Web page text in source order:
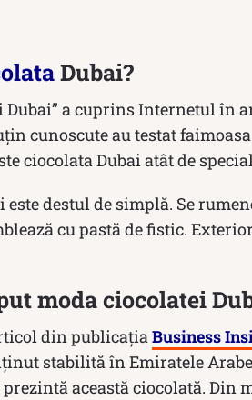
Dubai?
Dubai” a cuprins Internetul în
cunoscute au testat
ciocolata Dubai atât de
este destul de simplă. Se
cu pastă de fistic.
moda ciocolatei
din publicațiaBusiness
stabilită în Emiratele
această ciocolată.